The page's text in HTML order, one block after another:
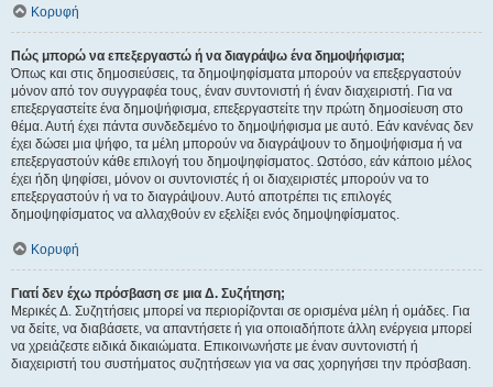
Κορυφή
Πώς μπορώ να επεξεργαστώ ή να διαγράψω ένα δημοψήφισμα;
Όπως και στις δημοσιεύσεις, τα δημοψηφίσματα μπορούν να επεξεργαστούν
μόνον από τον συγγραφέα τους, έναν συντονιστή ή έναν διαχειριστή. Για να
επεξεργαστείτε ένα δημοψήφισμα, επεξεργαστείτε την πρώτη δημοσίευση στο
θέμα. Αυτή έχει πάντα συνδεδεμένο το δημοψήφισμα με αυτό. Εάν κανένας δεν
έχει δώσει μια ψήφο, τα μέλη μπορούν να διαγράψουν το δημοψήφισμα ή να
επεξεργαστούν κάθε επιλογή του δημοψηφίσματος. Ωστόσο, εάν κάποιο μέλος
έχει ήδη ψηφίσει, μόνον οι συντονιστές ή οι διαχειριστές μπορούν να το
επεξεργαστούν ή να το διαγράψουν. Αυτό αποτρέπει τις επιλογές
δημοψηφίσματος να αλλαχθούν εν εξελίξει ενός δημοψηφίσματος.
Κορυφή
Γιατί δεν έχω πρόσβαση σε μια Δ. Συζήτηση;
Μερικές Δ. Συζητήσεις μπορεί να περιορίζονται σε ορισμένα μέλη ή ομάδες. Για
να δείτε, να διαβάσετε, να απαντήσετε ή για οποιαδήποτε άλλη ενέργεια μπορεί
να χρειάζεστε ειδικά δικαιώματα. Επικοινωνήστε με έναν συντονιστή ή
διαχειριστή του συστήματος συζητήσεων για να σας χορηγήσει την πρόσβαση.